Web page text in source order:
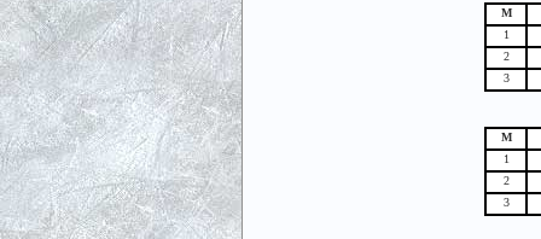
М
1
2
3
М
1
2
3